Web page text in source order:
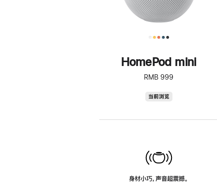
HomePod mini
RMB 999
当前浏览
身材小巧，声音超震撼。